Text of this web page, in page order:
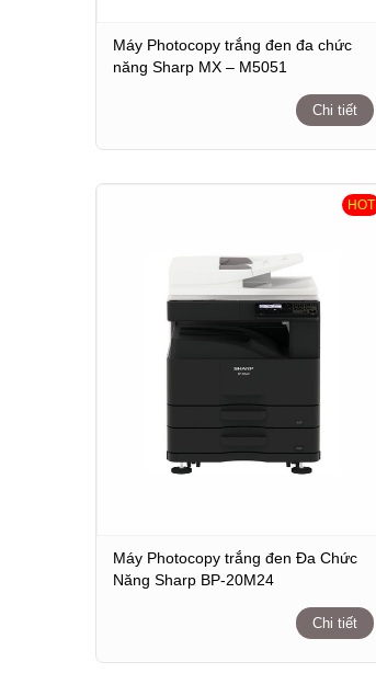
Máy Photocopy trắng đen đa chức
năng Sharp MX – M5051
Chi tiết
HOT
Máy Photocopy trắng đen Đa Chức
Năng Sharp BP-20M24
Chi tiết